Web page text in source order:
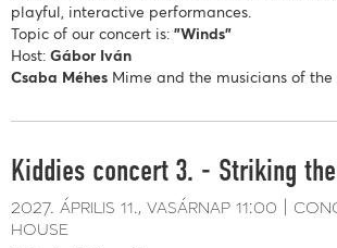
playful, interactive performances.
Topic of our concert is: "Winds"
Host: Gábor Iván
Csaba Méhes Mime and the musicians of the
Kiddies concert 3. - Striking
2027. április 11. vasárnap 11:00
house